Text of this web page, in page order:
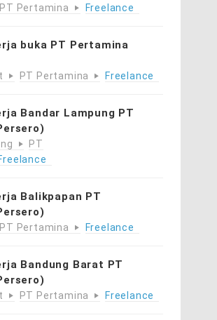
PT Pertamina Freelance
buka PT Pertamina
PT Pertamina Freelance
Bandar Lampung PT
PT
Balikpapan PT
PT Pertamina Freelance
Bandung Barat PT
PT Pertamina Freelance